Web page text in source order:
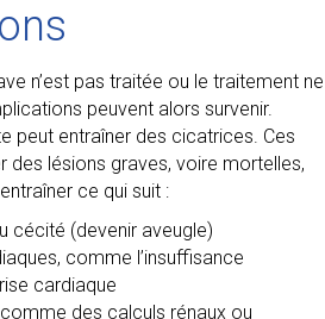
n’est pas traitée ou le traitement ne
peuvent alors survenir.
peut entraîner des cicatrices. Ces
des lésions graves, voire mortelles,
ce qui suit :
cécité (devenir aveugle)
comme l’insuffisance
cardiaque
des calculs rénaux ou